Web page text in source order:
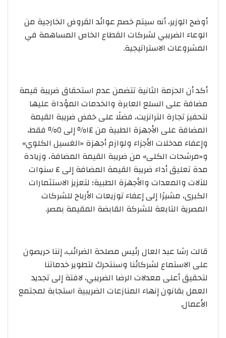
أوضح الوزير، أنه سيتم خصم عوائد القروض الخارجية من
الوعاء الضريبي لشركات القطاع الخاص المساهمة في
المشروعات الاستراتيجية.
أكد أن الحزمة الثانية تتضمن عدم استحقاق ضريبة قيمة
مضافة على السلع العابرة والخدمات المؤداة عليها
لتحفيز تجارة الترانزيت، فضلًا على خفض ضريبة القيمة
المضافة على الأجهزة الطبية من ١٤٪ إلى ٥٪ فقط،
وإعفاء مدخلات الأجزاء ولوازم أجهزة «الغسيل الكلوي»
و«مرشحات الكلى» من ضريبة القيمة المضافة، وزيادة
مدة تعليق أداء ضريبة القيمة المضافة إلى ٤ سنوات
للآلات والمعدات والأجهزة الطبية؛ لتعزيز الاستثمارات
الكبرى، مشيرًا إلى إعفاء توزيعات الأرباح للشركات
المصرية التابعة للشركة القابضة المقيمة بمصر.
قالت رشا عبد العال رئيس مصلحة الضرائب، إننا حريصون
على الاستماع لشركائنا وسنتحرك لتطوير خدماتنا
لتحقيق أعلى معدلات الرضا الضريبي، لافتة إلى تجديد
العمل بقانون إنهاء المنازعات الضريبية استجابة لمجتمع
الأعمال.